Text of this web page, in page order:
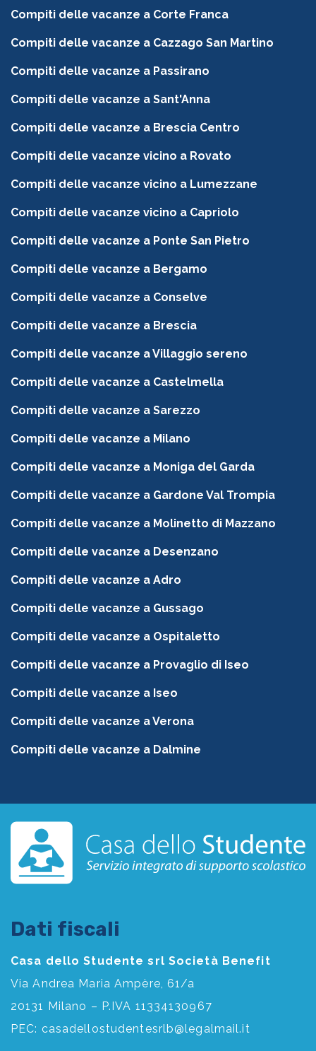
Compiti delle vacanze a Corte Franca
Compiti delle vacanze a Cazzago San Martino
Compiti delle vacanze a Passirano
Compiti delle vacanze a Sant'Anna
Compiti delle vacanze a Brescia Centro
Compiti delle vacanze vicino a Rovato
Compiti delle vacanze vicino a Lumezzane
Compiti delle vacanze vicino a Capriolo
Compiti delle vacanze a Ponte San Pietro
Compiti delle vacanze a Bergamo
Compiti delle vacanze a Conselve
Compiti delle vacanze a Brescia
Compiti delle vacanze a Villaggio sereno
Compiti delle vacanze a Castelmella
Compiti delle vacanze a Sarezzo
Compiti delle vacanze a Milano
Compiti delle vacanze a Moniga del Garda
Compiti delle vacanze a Gardone Val Trompia
Compiti delle vacanze a Molinetto di Mazzano
Compiti delle vacanze a Desenzano
Compiti delle vacanze a Adro
Compiti delle vacanze a Gussago
Compiti delle vacanze a Ospitaletto
Compiti delle vacanze a Provaglio di Iseo
Compiti delle vacanze a Iseo
Compiti delle vacanze a Verona
Compiti delle vacanze a Dalmine
Dati fiscali
Casa dello Studente srl Società Benefit
Via Andrea Maria Ampère, 61/a
20131 Milano – P.IVA 11334130967
PEC: casadellostudentesrlb@legalmail.it